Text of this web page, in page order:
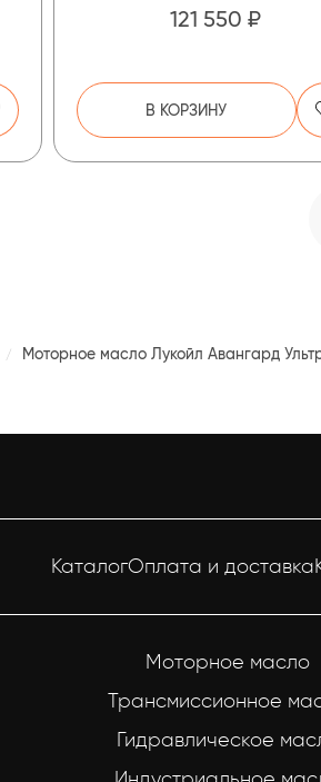
121 550 ₽
В КОРЗИНУ
Моторное масло Лукойл Авангард
КаталогОплата и доставка
Моторное масло
Трансмиссионное
Гидравлическое